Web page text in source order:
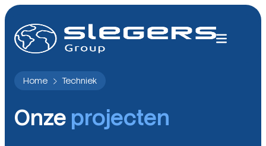
Home Techniek
Onze projecten